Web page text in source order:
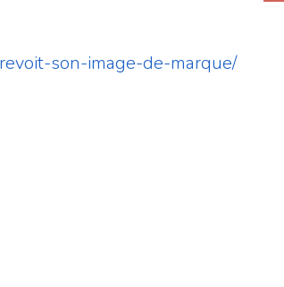
son-image-de-marque/